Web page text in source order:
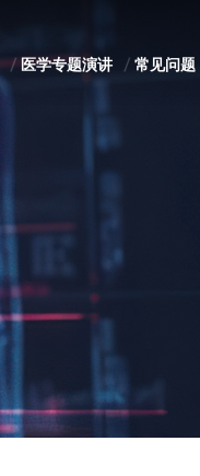
医学专题演讲 常见问题